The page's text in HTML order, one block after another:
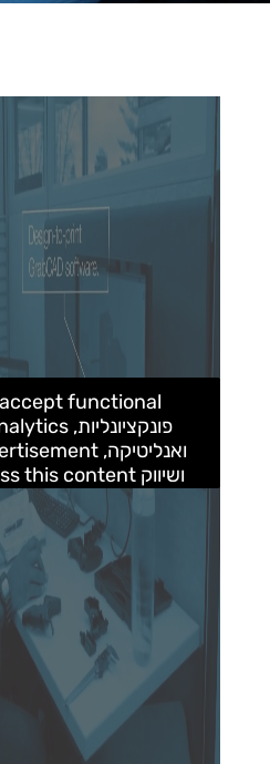
ושיווק cookies to access this content